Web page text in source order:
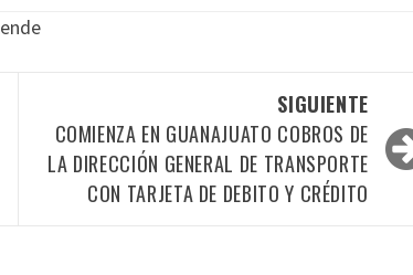
SIGUIENTE
COMIENZA EN GUANAJUATO COBROS DE
LA DIRECCIÓN GENERAL DE TRANSPORTE
CON TARJETA DE DEBITO Y CRÉDITO